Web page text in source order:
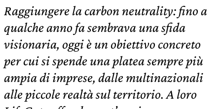
Raggiungere la carbon neutrality: fino a
qualche anno fa sembrava una sfida
visionaria, oggi è un obiettivo concreto
per cui si spende una platea sempre più
ampia di imprese, dalle multinazionali
alle piccole realtà sul territorio. A loro